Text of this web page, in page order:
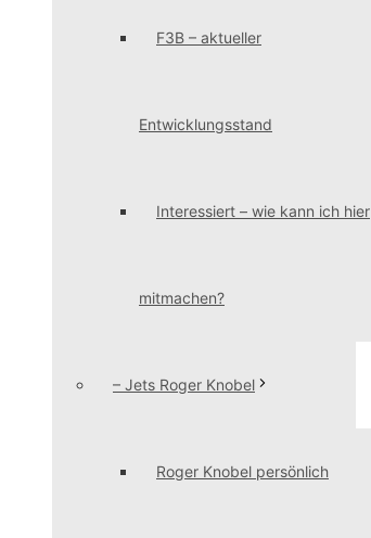
F3B – aktueller
Entwicklungsstand
Interessiert – wie kann ich hier
mitmachen?
– Jets Roger Knobel
Roger Knobel persönlich